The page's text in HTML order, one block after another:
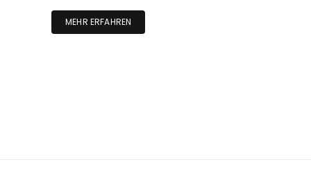
MEHR ERFAHREN